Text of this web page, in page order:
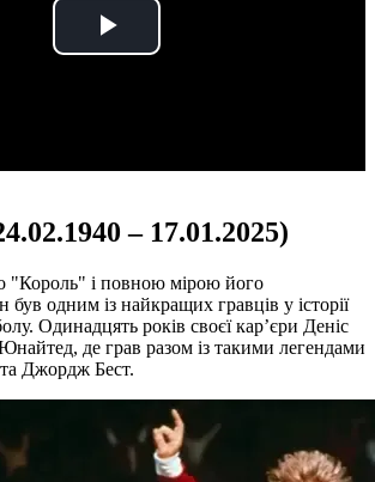
Play
– 17.01.2025)
"Король" і повною мірою його
був одним із найкращих гравців у історії
Одинадцять років своєї кар’єри Деніс
де грав разом із такими легендами
Джордж Бест.